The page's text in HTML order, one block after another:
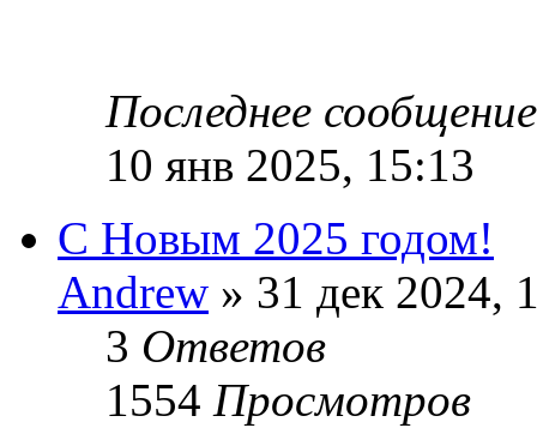
Последнее
10 янв 2025, 15:13
С Новым 2025 годом!
Andrew » 31 дек 2024,
3 Ответов
1554 Просмотров